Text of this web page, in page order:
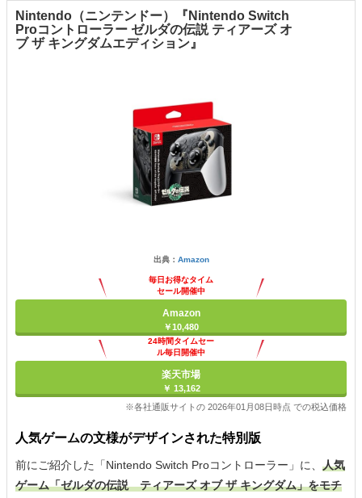
Nintendo（ニンテンドー）『Nintendo Switch
Proコントローラー ゼルダの伝説 ティアーズ オ
ブ ザ キングダムエディション』
出典： Amazon
毎日お得なタイム
セール開催中
Amazon
￥10,480
24時間タイムセー
ル毎日開催中
楽天市場
￥ 13,162
※各社通販サイトの 2026年01月08日時点 での税込価格
人気ゲームの文様がデザインされた特別版
前にご紹介した「Nintendo Switch Proコントローラー」に、 人気
ゲーム「ゼルダの伝説 ティアーズ オブ ザ キングダム」をモチ